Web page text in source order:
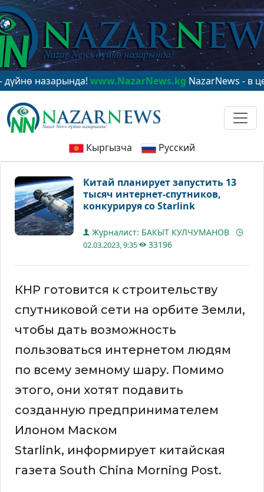
www.NazarNews.kgNazarNews - в центре
Кыргызча Русский
Китай планирует запустить 13
тысяч интернет-спутников,
конкурируя со Starlink
Журналист: БАКЫТ КУЛЧУМАНОВ
02.03.2023, 9:35 33196
КНР готовится к строительству
спутниковой сети на орбите Земли,
чтобы дать возможность
пользоваться интернетом людям
по всему земному шару. Помимо
этого, они хотят подавить
созданную предпринимателем
Илоном Маском
Starlink, информирует китайская
газета South China Morning Post.